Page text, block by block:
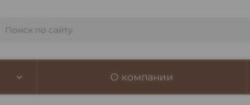
О компании